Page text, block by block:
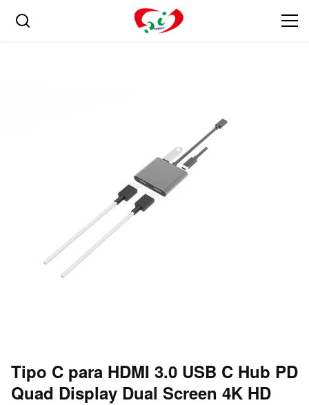
Tipo C para HDMI 3.0 USB C Hub PD
Quad Display Dual Screen 4K HD